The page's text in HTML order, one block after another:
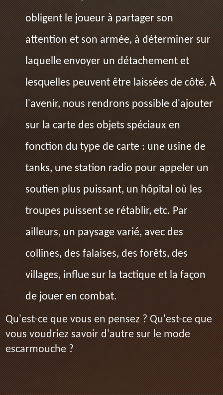
obligent le joueur à partager son
attention et son armée, à déterminer sur
laquelle envoyer un détachement et
lesquelles peuvent être laissées de côté. À
l'avenir, nous rendrons possible d'ajouter
sur la carte des objets spéciaux en
fonction du type de carte : une usine de
tanks, une station radio pour appeler un
soutien plus puissant, un hôpital où les
troupes puissent se rétablir, etc. Par
ailleurs, un paysage varié, avec des
collines, des falaises, des forêts, des
villages, influe sur la tactique et la façon
de jouer en combat.
Qu'est-ce que vous en pensez ? Qu'est-ce que
vous voudriez savoir d'autre sur le mode
escarmouche ?